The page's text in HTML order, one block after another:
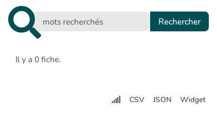
Il y a 0 fiche.
CSV JSON Widget